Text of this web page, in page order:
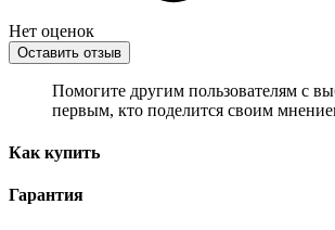
Нет оценок
Оставить отзыв
Помогите другим пользователям с
первым, кто поделится своим
Как купить
Гарантия